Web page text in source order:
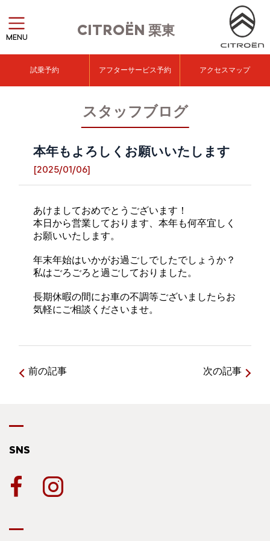
CITROËN 栗東
MENU
試乗予約 アフターサービス予約 アクセスマップ
スタッフブログ
本年もよろしくお願いいたします
[2025/01/06]
あけましておめでとうございます！
本日から営業しております、本年も何卒宜しく
お願いいたします。
年末年始はいかがお過ごしでしたでしょうか？
私はごろごろと過ごしておりました。
長期休暇の間にお車の不調等ございましたらお
気軽にご相談くださいませ。
前の記事 次の記事
SNS